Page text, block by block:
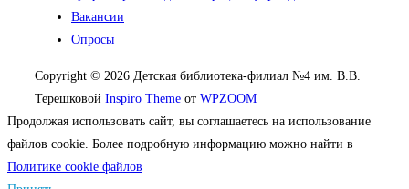
Вакансии
Опросы
Copyright © 2026 Детская библиотека-филиал №4 им. В.В.
Терешковой Inspiro Theme от WPZOOM
Продолжая использовать сайт, вы соглашаетесь на использование
файлов cookie. Более подробную информацию можно найти в
Политике cookie файлов